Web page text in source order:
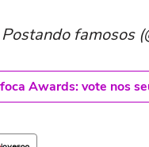
famosos
Awards: vote nos